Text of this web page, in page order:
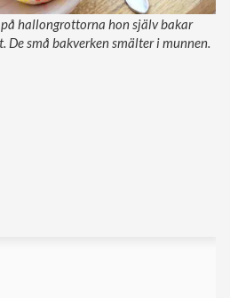
hallongrottorna hon själv bakar
De små bakverken smälter i munnen.